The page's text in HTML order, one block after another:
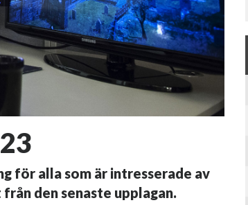
för alla som är intresserade av
den senaste upplagan.